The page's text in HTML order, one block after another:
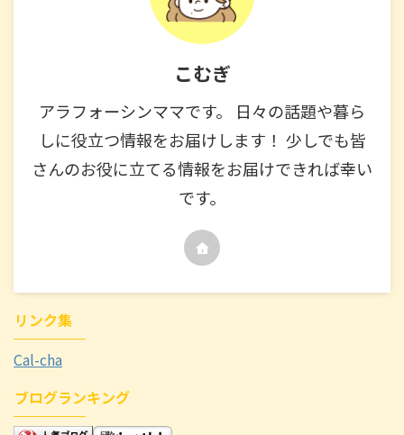
こむぎ
アラフォーシンママです。 日々の話題や暮ら
しに役立つ情報をお届けします！ 少しでも皆
さんのお役に立てる情報をお届けできれば幸い
です。
リンク集
Cal-cha
ブログランキング